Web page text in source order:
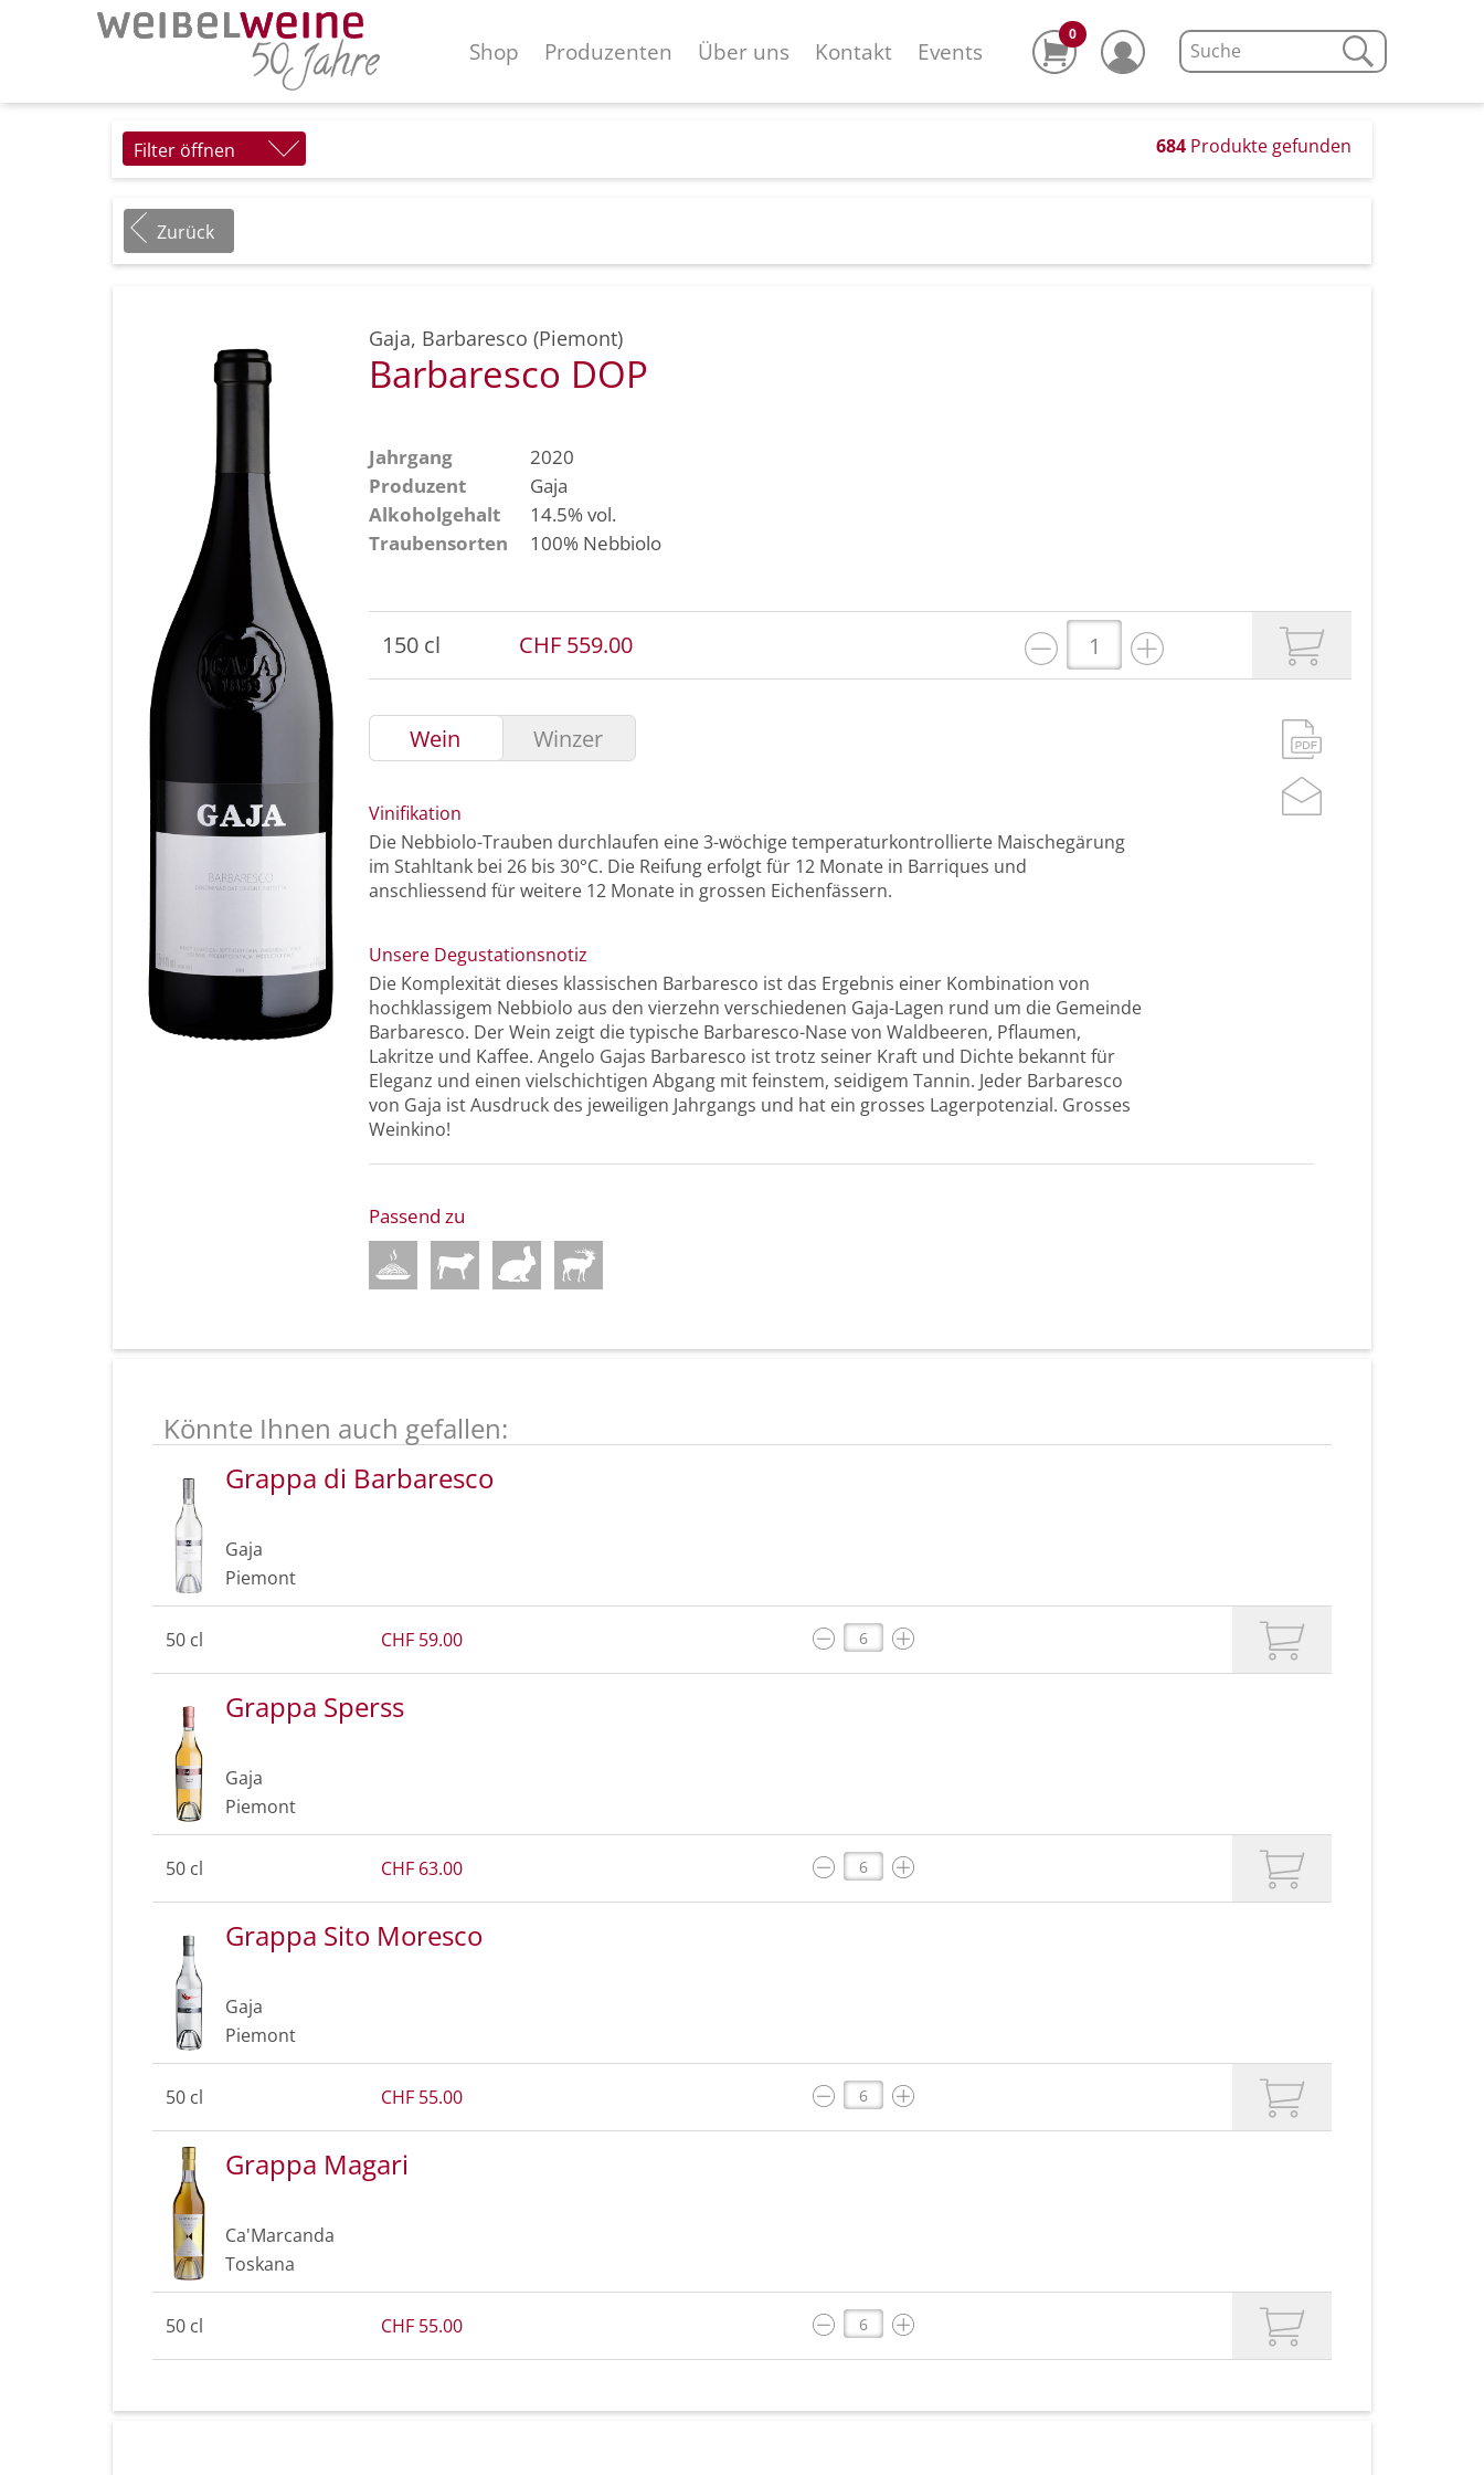
Shop Produzenten Über uns Kontakt Events
0
Filter öffnen 684 Produkte gefunden
Zurück
Gaja, Barbaresco (Piemont)
Barbaresco DOP
Jahrgang
2020
Produzent
Gaja
Alkoholgehalt
14.5% vol.
Traubensorten
100% Nebbiolo
150 cl CHF 559.00
Wein Winzer
Vinifikation
Die Nebbiolo-Trauben durchlaufen eine 3-wöchige temperaturkontrollierte Maischegärung
im Stahltank bei 26 bis 30°C. Die Reifung erfolgt für 12 Monate in Barriques und
anschliessend für weitere 12 Monate in grossen Eichenfässern.
Unsere Degustationsnotiz
Die Komplexität dieses klassischen Barbaresco ist das Ergebnis einer Kombination von
hochklassigem Nebbiolo aus den vierzehn verschiedenen Gaja-Lagen rund um die Gemeinde
Barbaresco. Der Wein zeigt die typische Barbaresco-Nase von Waldbeeren, Pflaumen,
Lakritze und Kaffee. Angelo Gajas Barbaresco ist trotz seiner Kraft und Dichte bekannt für
Eleganz und einen vielschichtigen Abgang mit feinstem, seidigem Tannin. Jeder Barbaresco
von Gaja ist Ausdruck des jeweiligen Jahrgangs und hat ein grosses Lagerpotenzial. Grosses
Weinkino!
Passend zu
Könnte Ihnen auch gefallen:
Grappa di Barbaresco
Gaja
Piemont
50 cl CHF 59.00
Grappa Sperss
Gaja
Piemont
50 cl CHF 63.00
Grappa Sito Moresco
Gaja
Piemont
50 cl CHF 55.00
Grappa Magari
Ca'Marcanda
Toskana
50 cl CHF 55.00